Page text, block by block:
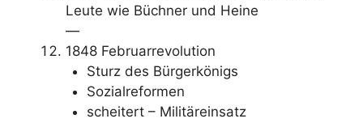
Leute wie Büchner und Heine
—
1848 Februarrevolution
Sturz des Bürgerkönigs
Sozialreformen
scheitert – Militäreinsatz